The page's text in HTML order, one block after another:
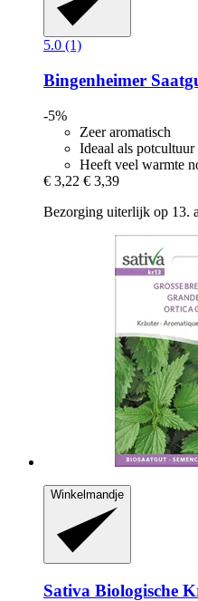
5.0 (1)
Bingenheimer
-5%
Zeer aromatisch
Ideaal als potcultuur
Heeft veel warmte
€ 3,22 € 3,39
Bezorging uiterlijk op 13.
Winkelmandje
Sativa Biologische